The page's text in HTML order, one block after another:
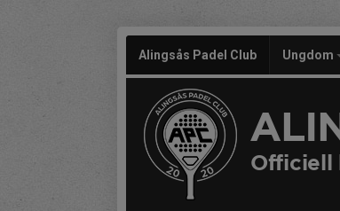
Alingsås Padel Club Ungdom
Officiell